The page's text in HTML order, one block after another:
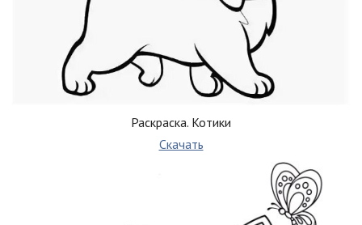
Раскраска. Котики
Скачать